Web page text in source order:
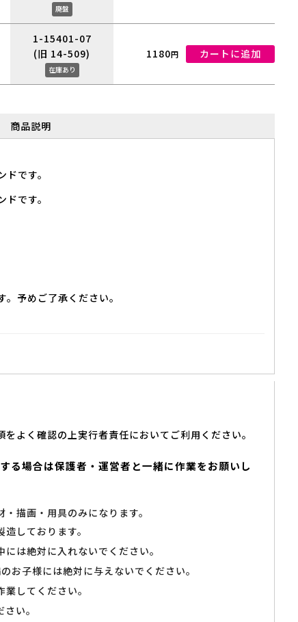
廃盤
1-15401-07
(旧 14-509)
在庫あり
1180円 カートに追加
商品説明
です。
です。
予めご了承ください。
よく確認の上実行者責任においてご利用ください。
る場合は保護者・運営者と一緒に作業をお願いし
描画・用具のみになります。
しております。
は絶対に入れないでください。
お子様には絶対に与えないでください。
してください。
い。